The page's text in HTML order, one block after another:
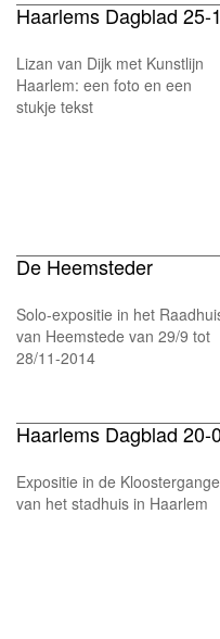
Haarlems Dagblad 25-
Lizan van Dijk met Kunstlijn
Haarlem: een foto en een
stukje tekst
De Heemsteder
Solo-expositie in het
van Heemstede van 29/9 tot
28/11-2014
Haarlems Dagblad 20-
Expositie in de
van het stadhuis in Haarlem